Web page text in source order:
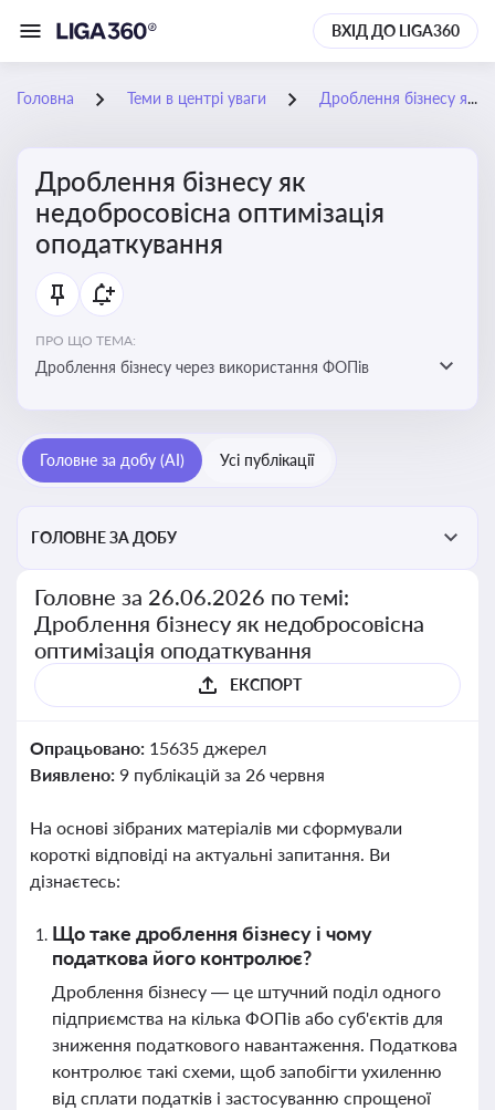
ВХІД ДО LIGA360
Головна Теми в центрі уваги Дроблення бізнесу як недобросовісна оптимізація оподаткування
Дроблення бізнесу як
недобросовісна оптимізація
оподаткування
ПРО ЩО ТЕМА:
Дроблення бізнесу через використання ФОПів
Головне за добу (AI) Усі публікації
ГОЛОВНЕ ЗА ДОБУ
Головне за 26.06.2026 по темі:
Дроблення бізнесу як недобросовісна
оптимізація оподаткування
ЕКСПОРТ
Опрацьовано: 15635 джерел
Виявлено: 9 публікацій за 26 червня
На основі зібраних матеріалів ми сформували
короткі відповіді на актуальні запитання. Ви
дізнаєтесь:
Що таке дроблення бізнесу і чому
податкова його контролює?
Дроблення бізнесу — це штучний поділ одного
підприємства на кілька ФОПів або суб'єктів для
зниження податкового навантаження. Податкова
контролює такі схеми, щоб запобігти ухиленню
від сплати податків і застосуванню спрощеної